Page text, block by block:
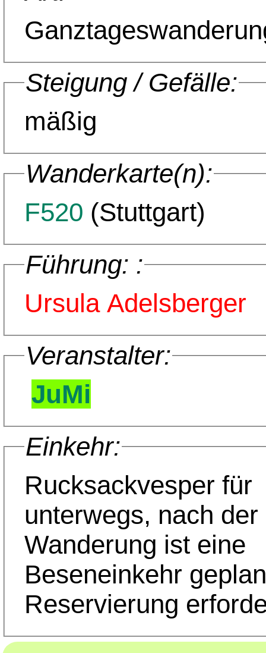
Steigung / Gefälle:
mäßig
Wanderkarte(n):
F520 (Stuttgart)
Führung: :
Ursula Adelsberger
Veranstalter:
JuMi
Einkehr:
Rucksackvesper für
unterwegs, nach der
Wanderung ist eine
Beseneinkehr
Reservierung